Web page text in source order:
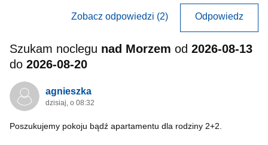
Zobacz odpowiedzi (2) Odpowiedz
Szukam noclegu nad Morzem od 2026-08-13
do 2026-08-20
agnieszka
dzisiaj, o 08:32
Poszukujemy pokoju bądź apartamentu dla rodziny 2+2.